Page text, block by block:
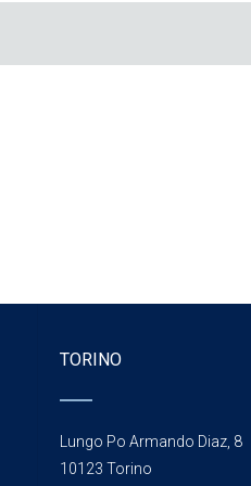
TORINO
Lungo Po Armando Diaz, 8
10123 Torino